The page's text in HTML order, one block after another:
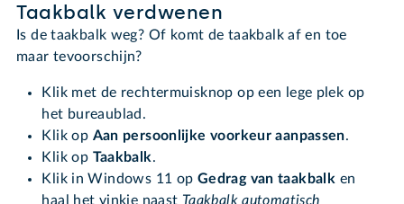
Taakbalk verdwenen
Is de taakbalk weg? Of komt de taakbalk af en toe
maar tevoorschijn?
Klik met de rechtermuisknop op een lege plek op
het bureaublad.
Klik op Aan persoonlijke voorkeur aanpassen.
Klik op Taakbalk.
Klik in Windows 11 op Gedrag van taakbalk en
haal het vinkje naast Taakbalk automatisch